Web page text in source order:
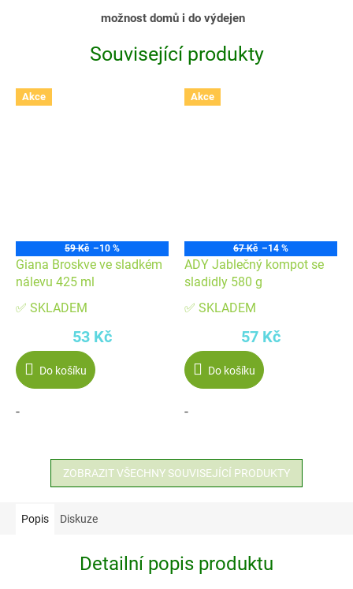
možnost domů i do výdejen
Související produkty
Akce
59 Kč –10 %
Giana Broskve ve sladkém
nálevu 425 ml
✅ SKLADEM
53 Kč
Do košíku
-
Akce
67 Kč –14 %
ADY Jablečný kompot se
sladidly 580 g
✅ SKLADEM
57 Kč
Do košíku
-
ZOBRAZIT VŠECHNY SOUVISEJÍCÍ PRODUKTY
Popis Diskuze
Detailní popis produktu